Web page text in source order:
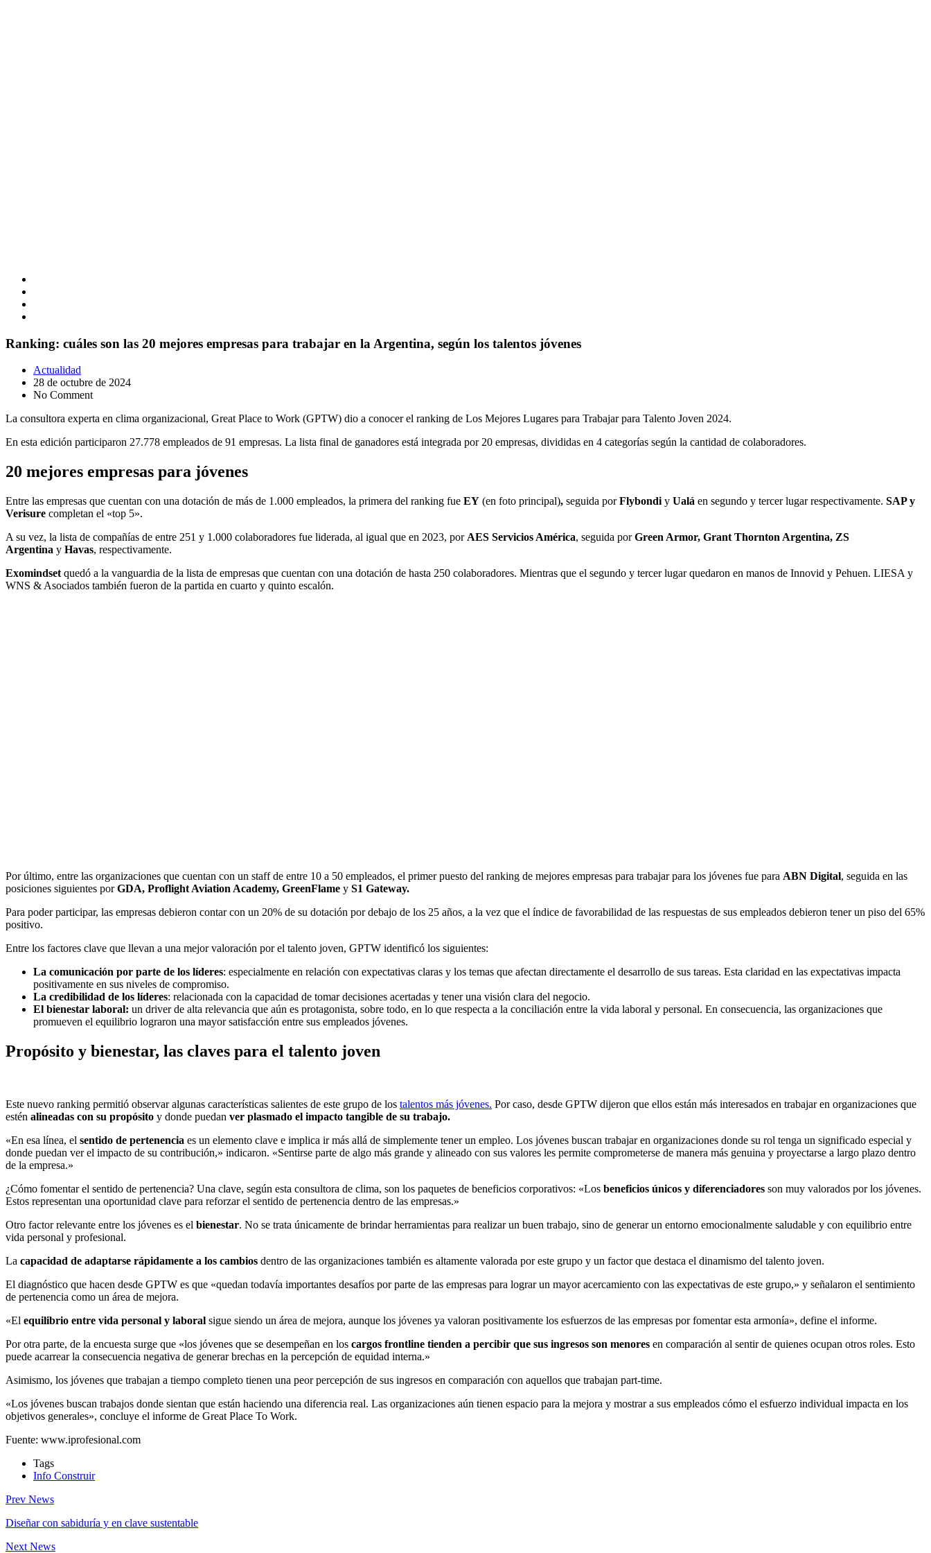
Ranking: cuáles son las 20 mejores empresas para trabajar en la Argentina, según los talentos jóvenes
Actualidad
28 de octubre de 2024
No Comment
La consultora experta en clima organizacional, Great Place to Work (GPTW) dio a conocer el ranking de Los Mejores Lugares para Trabajar para Talento Joven 2024.
En esta edición participaron 27.778 empleados de 91 empresas. La lista final de ganadores está integrada por 20 empresas, divididas en 4 categorías según la cantidad de colaboradores.
20 mejores empresas para jóvenes
Entre las empresas que cuentan con una dotación de más de 1.000 empleados, la primera del ranking fue EY (en foto principal), seguida porFlybondi y Ualá en segundo y tercer lugar respectivamente. SAP y
Verisure completan el «top 5».
A su vez, la lista de compañías de entre 251 y 1.000 colaboradores fue liderada, al igual que en 2023, por AES Servicios América, seguida porGreen Armor, Grant Thornton Argentina, ZS
Argentina y Havas, respectivamente.
Exomindset quedó a la vanguardia de la lista de empresas que cuentan con una dotación de hasta 250 colaboradores. Mientras que el segundo y tercer lugar quedaron en manos de Innovid y Pehuen. LIESA y
WNS & Asociados también fueron de la partida en cuarto y quinto escalón.
Por último, entre las organizaciones que cuentan con un staff de entre 10 a 50 empleados, el primer puesto del ranking de mejores empresas para trabajar para los jóvenes fue para ABN Digital, seguida en las
posiciones siguientes porGDA, Proflight Aviation Academy, GreenFlame y S1 Gateway.
Para poder participar, las empresas debieron contar con un 20% de su dotación por debajo de los 25 años, a la vez que el índice de favorabilidad de las respuestas de sus empleados debieron tener un piso del 65%
positivo.
Entre los factores clave que llevan a una mejor valoración por el talento joven, GPTW identificó los siguientes:
La comunicación por parte de los líderes: especialmente en relación con expectativas claras y los temas que afectan directamente el desarrollo de sus tareas. Esta claridad en las expectativas impacta
positivamente en sus niveles de compromiso.
La credibilidad de los líderes: relacionada con la capacidad de tomar decisiones acertadas y tener una visión clara del negocio.
El bienestar laboral: un driver de alta relevancia que aún es protagonista, sobre todo, en lo que respecta a la conciliación entre la vida laboral y personal. En consecuencia, las organizaciones que
promueven el equilibrio lograron una mayor satisfacción entre sus empleados jóvenes.
Propósito y bienestar, las claves para el talento joven
Este nuevo ranking permitió observar algunas características salientes de este grupo de los talentos más jóvenes. Por caso, desde GPTW dijeron que ellos están más interesados en trabajar en organizaciones que
estén alineadas con su propósito y donde puedan ver plasmado el impacto tangible de su trabajo.
«En esa línea, el sentido de pertenencia es un elemento clave e implica ir más allá de simplemente tener un empleo. Los jóvenes buscan trabajar en organizaciones donde su rol tenga un significado especial y
donde puedan ver el impacto de su contribución,» indicaron. «Sentirse parte de algo más grande y alineado con sus valores les permite comprometerse de manera más genuina y proyectarse a largo plazo dentro
de la empresa.»
¿Cómo fomentar el sentido de pertenencia? Una clave, según esta consultora de clima, son los paquetes de beneficios corporativos: «Los beneficios únicos y diferenciadores son muy valorados por los jóvenes.
Estos representan una oportunidad clave para reforzar el sentido de pertenencia dentro de las empresas.»
Otro factor relevante entre los jóvenes es el bienestar. No se trata únicamente de brindar herramientas para realizar un buen trabajo, sino de generar un entorno emocionalmente saludable y con equilibrio entre
vida personal y profesional.
La capacidad de adaptarse rápidamente a los cambios dentro de las organizaciones también es altamente valorada por este grupo y un factor que destaca el dinamismo del talento joven.
El diagnóstico que hacen desde GPTW es que «quedan todavía importantes desafíos por parte de las empresas para lograr un mayor acercamiento con las expectativas de este grupo,» y señalaron el sentimiento
de pertenencia como un área de mejora.
«El equilibrio entre vida personal y laboral sigue siendo un área de mejora, aunque los jóvenes ya valoran positivamente los esfuerzos de las empresas por fomentar esta armonía», define el informe.
Por otra parte, de la encuesta surge que «los jóvenes que se desempeñan en los cargos frontline tienden a percibir que sus ingresos son menores en comparación al sentir de quienes ocupan otros roles. Esto
puede acarrear la consecuencia negativa de generar brechas en la percepción de equidad interna.»
Asimismo, los jóvenes que trabajan a tiempo completo tienen una peor percepción de sus ingresos en comparación con aquellos que trabajan part-time.
«Los jóvenes buscan trabajos donde sientan que están haciendo una diferencia real. Las organizaciones aún tienen espacio para la mejora y mostrar a sus empleados cómo el esfuerzo individual impacta en los
objetivos generales», concluye el informe de Great Place To Work.
Fuente: www.iprofesional.com
Tags
Info Construir
Prev News
Diseñar con sabiduría y en clave sustentable
Next News